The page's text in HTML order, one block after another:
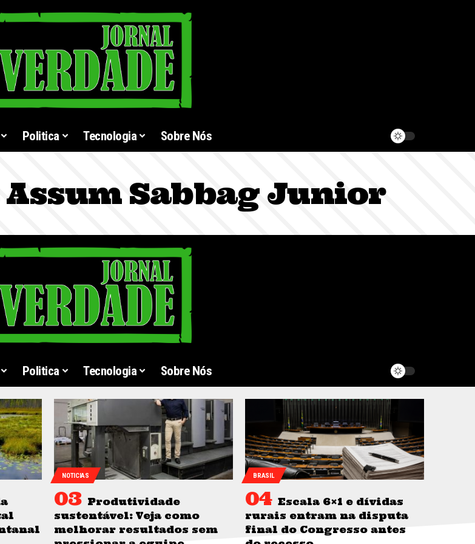
Politica Tecnologia Sobre Nós
Assum Sabbag Junior
Politica Tecnologia Sobre Nós
NOTICIAS
Produtividade
sustentável: Veja como
melhorar resultados sem
BRASIL
Escala 6×1 e dívidas
rurais entram na disputa
final do Congresso antes